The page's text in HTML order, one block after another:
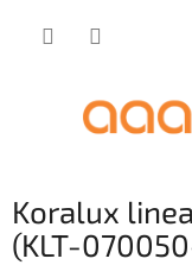
Koralux
(KLT-